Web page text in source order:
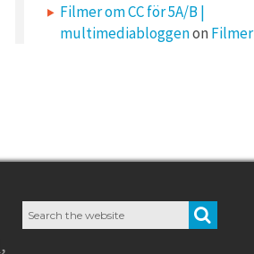
Filmer om CC för 5A/B |
multimediabloggenon Filmer
,
Search
for: